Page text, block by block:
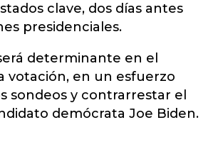
clave, dos días antes
presidenciales.
determinante en el
votación, en un esfuerzo
sondeos y contrarrestar el
demócrata Joe Biden.